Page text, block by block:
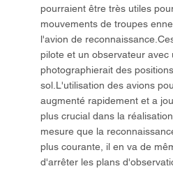
pourraient être très utiles
mouvements de troupes
l'avion de
pilote et un observateur avec
photographierait des
sol.L'utilisation des avions
augmenté rapidement et a
plus crucial dans la
mesure que la
plus courante, il en va de
d'arrêter les plans